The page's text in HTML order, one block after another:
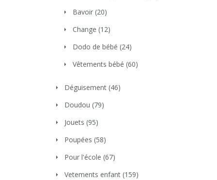
Bavoir (20)
Change (12)
Dodo de bébé (24)
Vêtements bébé (60)
Déguisement (46)
Doudou (79)
Jouets (95)
Poupées (58)
Pour l'école (67)
Vetements enfant (159)